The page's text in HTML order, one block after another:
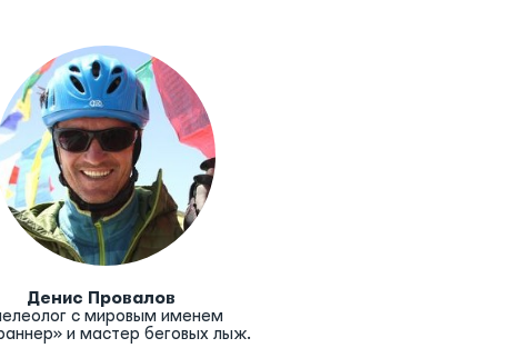
Денис Провалов
с мировым именем
и мастер беговых лыж.